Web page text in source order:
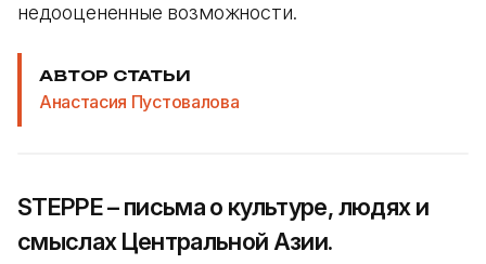
недооцененные возможности.
АВТОР СТАТЬИ
Анастасия Пустовалова
STEPPE – письма о культуре, людях и
смыслах Центральной Азии.